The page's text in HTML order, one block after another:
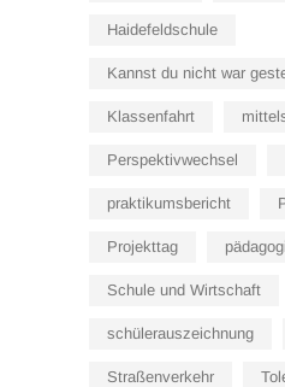
Haidefeldschule
Kannst du nicht war
Klassenfahrt
Perspektivwechsel
praktikumsbericht
Projekttag
Schule und Wirtschaft
schülerauszeichnung
Straßenverkehr